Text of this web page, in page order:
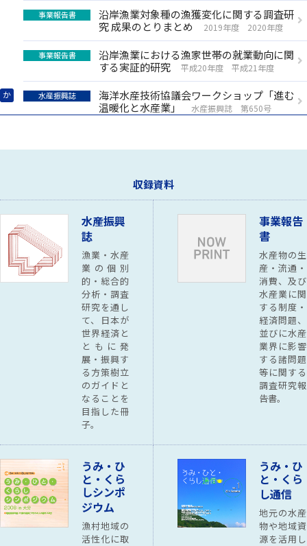
2025年3月25日 水産振興
水産振興 第647号
ALPS処理水の海洋放出が水産
業に及ぼした経済的インパク
ト
—貿易統計を用いて検討する
—
水産振興 第1号からのリスト
2024年7月31日 地域活性化支援
うみ・ひと・くらしシンポジ
ウム
2008年 〜 2019年
水産振興
水産振興 第645号
内水面漁業に関する法改正に
ついて
—内水面漁協の活性化に関す
る研究における話題提供（20
21年3月）—
水産振興
水産振興 第644号
ノルウェーの漁業管理から何
を学ぶべきか？割当制度の利
点と課題
2024年7月31日 水産振興
水産振興 第643号
太平洋クロマグロ管理に関す
る国際的・国内的な対応につ
いて
（2017年以降の動き）
2024年7月31日
水産振興 第642号 処理水
の海洋放出を漁業者は認めな
い
事業報告書
沿岸漁業対象種の漁獲変化に関する調査研
究 成果のとりまとめ
2019年度 2020年度
事業報告書
沿岸漁業における漁家世帯の就業動向に関
する実証的研究
平成20年度 平成21年度
か 水産振興誌
海洋水産技術協議会ワークショップ「進む
温暖化と水産業」
水産振興誌 第650号
ーカーボンとカーボンクレジット—課題と
「漁業管理制度問題」懇談会記録—明治漁
業法と戦後の漁業制度改革について—
水産振興 第646号
事業報告書 漁業経営（組織・管理方式）のあり方
事例調査研究報告 最終報告
水産振興
漁業者の収入を守る—分かりやすい漁業共
済・積立ぷらす—
水産振興 第641号
漁業・水産業における東日本大震災被害と
復興に関する調査研究
平成24年度 平成25年度 平成26年度 シンポジ
ウム報告集 情報資料集
漁村・漁港地域における自然エネルギーを
利用した振興策の検討
平成25年度 平成26年度 平成27年度 ハンドブ
ック
事業報告書 漁村地域における交流と連携
平成14年度報告 最終報告 事業展開のための手
引き
こ 事業報告書 構造再編下の水産加工業の現状と課題
平成21年度 平成22年度 平成23年度
コロナ禍が水産物中央卸売市場にもたらし
収録資料
水産振興
誌
漁業・水産
業の個別
的・総合的
分析・調査
研究を通し
て、日本が
世界経済と
ともに発
展・振興す
る方策樹立
のガイドと
なることを
目指した冊
子。
事業報告
書
水産物の生
産・流通・
消費、及び
水産業に関
する制度・
経済問題、
並びに水産
業界に影響
する諸問題
等に関する
調査研究報
告書。
うみ・ひ
と・くら
しシンポ
ジウム
漁村地域の
活性化に取
うみ・ひ
と・くら
し通信
地元の水産
物や地域資
源を活用し